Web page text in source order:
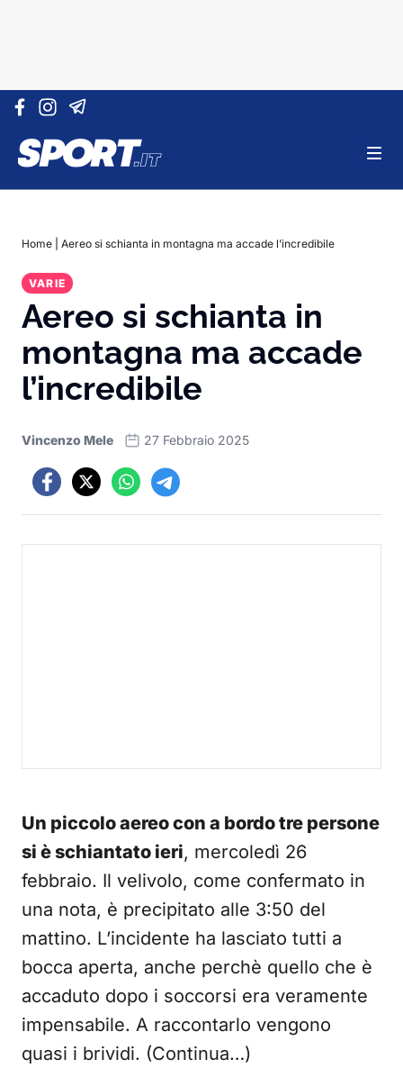
Vai al contenuto
Home Aereo si schianta in montagna ma accade l’incredibile
VARIE
Aereo si schianta in
montagna ma accade
l’incredibile
Vincenzo Mele 27 Febbraio 2025
Un piccolo aereo con a bordo tre persone
si è schiantato ieri, mercoledì 26
febbraio. Il velivolo, come confermato in
una nota, è precipitato alle 3:50 del
mattino. L’incidente ha lasciato tutti a
bocca aperta, anche perchè quello che è
accaduto dopo i soccorsi era veramente
impensabile. A raccontarlo vengono
quasi i brividi. (Continua…)